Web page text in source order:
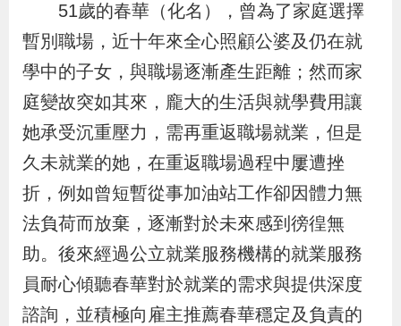
連
結
網
站
導
覽
民
意
信
箱
文
字
客
服
統
計
資
訊
E
n
g
l
s
h
回
首
頁
R
S
S
51歲的春華（化名），曾為了家庭選擇
暫別職場，近十年來全心照顧公婆及仍在就
學中的子女，與職場逐漸產生距離；然而家
庭變故突如其來，龐大的生活與就學費用讓
她承受沉重壓力，需再重返職場就業，但是
久未就業的她，在重返職場過程中屢遭挫
折，例如曾短暫從事加油站工作卻因體力無
法負荷而放棄，逐漸對於未來感到徬徨無
助。後來經過公立就業服務機構的就業服務
員耐心傾聽春華對於就業的需求與提供深度
諮詢，並積極向雇主推薦春華穩定及負責的